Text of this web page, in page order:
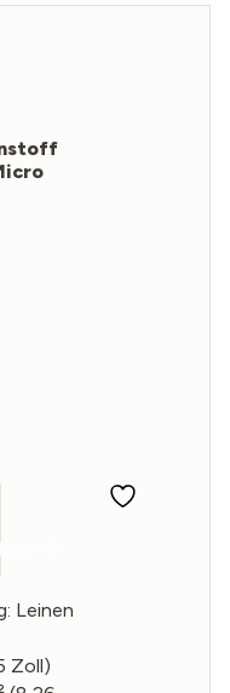
in Titanium und
Leinen
Zoll)